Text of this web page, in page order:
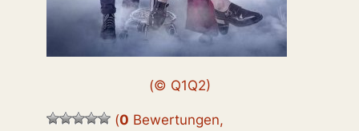
(© Q1Q2)
(0 Bewertungen,